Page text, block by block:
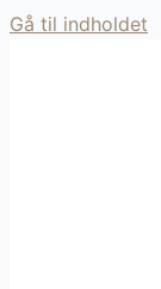
Gå til indholdet